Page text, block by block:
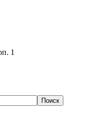
1
Поиск